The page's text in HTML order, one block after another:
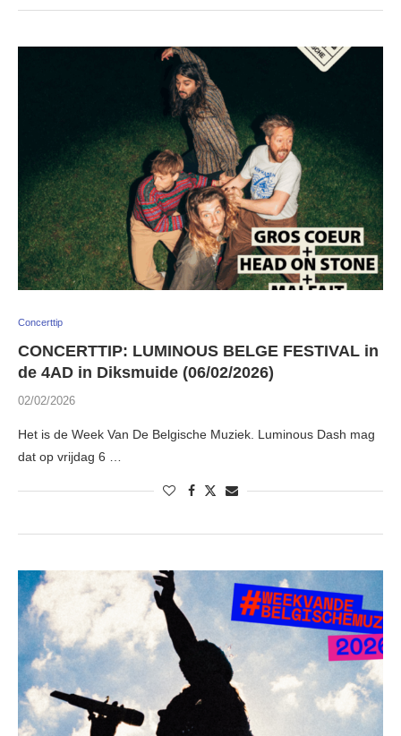
Concerttip
CONCERTTIP: LUMINOUS BELGE FESTIVAL in
de 4AD in Diksmuide (06/02/2026)
02/02/2026
Het is de Week Van De Belgische Muziek. Luminous Dash mag
dat op vrijdag 6 …